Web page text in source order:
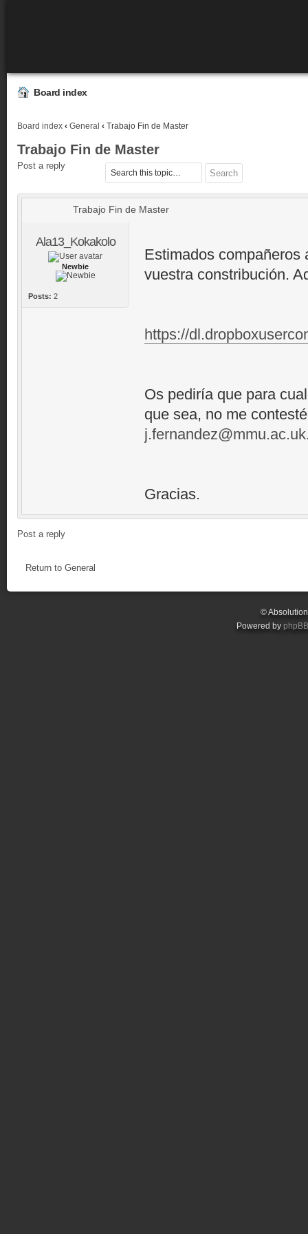
Board index
Board index ‹ General ‹ Trabajo Fin de Master
Trabajo Fin de Master
Post a reply
Trabajo Fin de Master
Ala13_Kokakolo
Newbie
Posts: 2
Estimados compañeros
vuestra constribución.
https://
Os pediría que para
que sea, no me
j.fernandez@mmu.ac.uk
Gracias.
Post a reply
Return to General
©
Powered by phpBB